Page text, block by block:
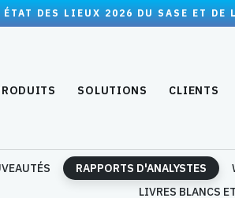
ÉTAT DES LIEUX 2026 DU SASE ET
SOLUTIONS CLIENTS
RAPPORTS D'ANALYSTES
LIVRES BLANCS